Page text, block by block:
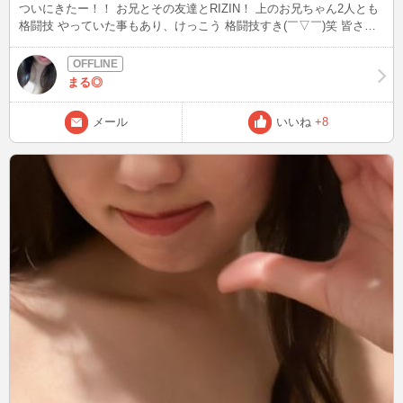
ついにきたー！！ お兄とその友達とRIZIN！ 上のお兄ちゃん2人とも
格闘技 やっていた事もあり、けっこう 格闘技すき(￣▽￣)笑 皆さん
まる◎
メール いいね +8